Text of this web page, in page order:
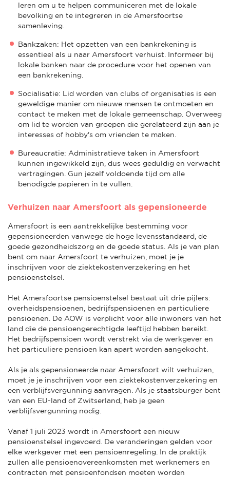
leren om u te helpen communiceren met de lokale
bevolking en te integreren in de Amersfoortse
samenleving.
Bankzaken: Het opzetten van een bankrekening is
essentieel als u naar Amersfoort verhuist. Informeer bij
lokale banken naar de procedure voor het openen van
een bankrekening.
Socialisatie: Lid worden van clubs of organisaties is een
geweldige manier om nieuwe mensen te ontmoeten en
contact te maken met de lokale gemeenschap. Overweeg
om lid te worden van groepen die gerelateerd zijn aan je
interesses of hobby's om vrienden te maken.
Bureaucratie: Administratieve taken in Amersfoort
kunnen ingewikkeld zijn, dus wees geduldig en verwacht
vertragingen. Gun jezelf voldoende tijd om alle
benodigde papieren in te vullen.
Verhuizen naar Amersfoort als gepensioneerde
Amersfoort is een aantrekkelijke bestemming voor
gepensioneerden vanwege de hoge levensstandaard, de
goede gezondheidszorg en de goede status. Als je van plan
bent om naar Amersfoort te verhuizen, moet je je
inschrijven voor de ziektekostenverzekering en het
pensioenstelsel.
Het Amersfoortse pensioenstelsel bestaat uit drie pijlers:
overheidspensioenen, bedrijfspensioenen en particuliere
pensioenen. De AOW is verplicht voor alle inwoners van het
land die de pensioengerechtigde leeftijd hebben bereikt.
Het bedrijfspensioen wordt verstrekt via de werkgever en
het particuliere pensioen kan apart worden aangekocht.
Als je als gepensioneerde naar Amersfoort wilt verhuizen,
moet je je inschrijven voor een ziektekostenverzekering en
een verblijfsvergunning aanvragen. Als je staatsburger bent
van een EU-land of Zwitserland, heb je geen
verblijfsvergunning nodig.
Vanaf 1 juli 2023 wordt in Amersfoort een nieuw
pensioenstelsel ingevoerd. De veranderingen gelden voor
elke werkgever met een pensioenregeling. In de praktijk
zullen alle pensioenovereenkomsten met werknemers en
contracten met pensioenfondsen moeten worden